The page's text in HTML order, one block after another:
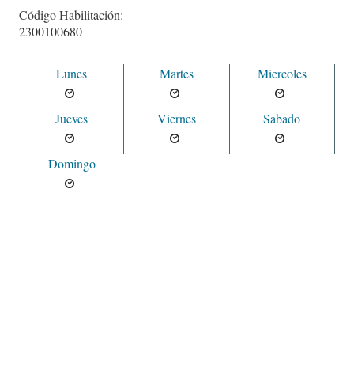
Código Habilitación:
2300100680
Lunes Martes Miercoles
Jueves Viernes Sabado
Domingo